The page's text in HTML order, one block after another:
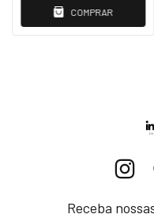
COMPRAR
Receba